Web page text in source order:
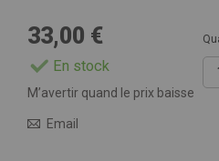
33,00 €
En stock
M’avertir quand le prix baisse
Email